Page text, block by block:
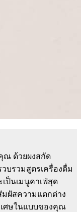
ณ ด้วยผงสกัด
บรวมสูตรเครื่องดื่ม
ป็นเมนูคาเฟ่สุด
มผัสความแตกต่าง
ศษในแบบของคุณ